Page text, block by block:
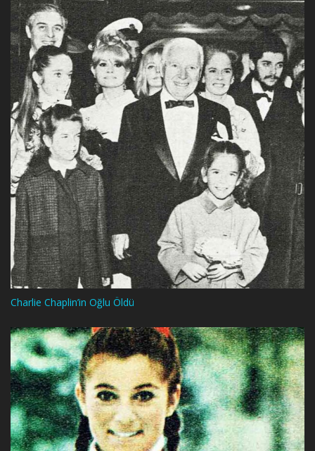
Charlie Chaplin’in Oğlu Öldü